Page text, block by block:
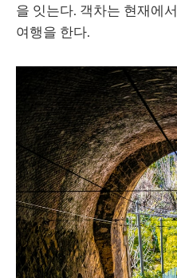
을 잇는다. 객차는 현재에
여행을 한다.